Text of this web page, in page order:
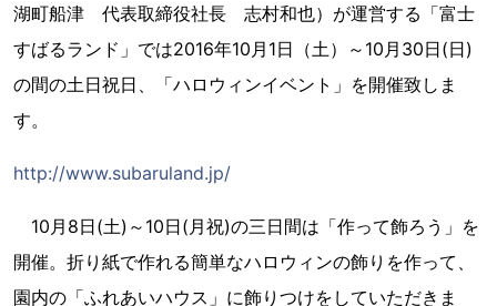
湖町船津 代表取締役社長 志村和也）が運営する「富士
すばるランド」では2016年10月1日（土）～10月30日(日)
の間の土日祝日、「ハロウィンイベント」を開催致しま
す。
http://www.subaruland.jp/
10月8日(土)～10日(月祝)の三日間は「作って飾ろう」を
開催。折り紙で作れる簡単なハロウィンの飾りを作って、
園内の「ふれあいハウス」に飾りつけをしていただきま